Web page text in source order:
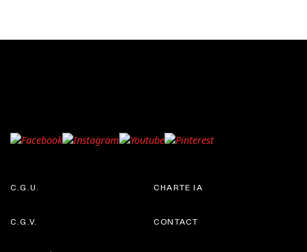
C.G.U.
C.G.V.
CHARTE IA
CONTACT